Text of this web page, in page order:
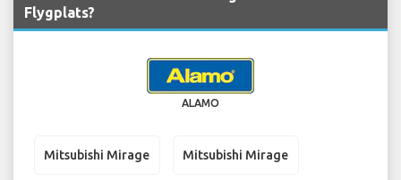
Flygplats?
ALAMO
Mitsubishi Mirage Mitsubishi Mirage